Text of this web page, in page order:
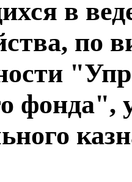
в
по
фонда",